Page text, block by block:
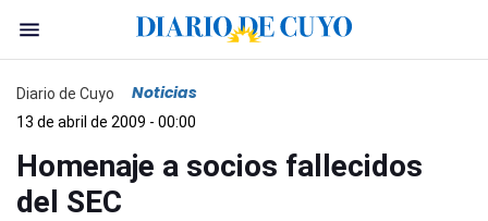
Diario de Cuyo Noticias
13 de abril de 2009 - 00:00
Homenaje a socios fallecidos
del SEC